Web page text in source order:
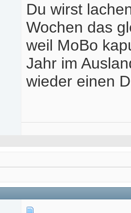
Du wirst
Wochen das
weil MoBo
Jahr im
wieder einen